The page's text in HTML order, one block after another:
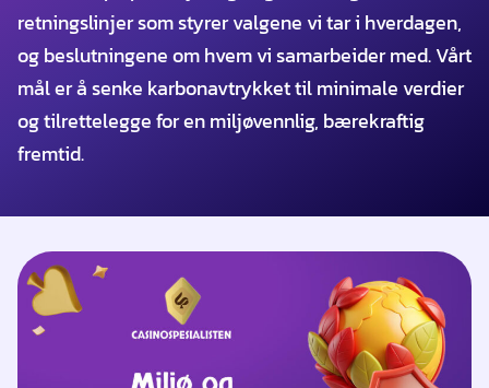
retningslinjer som styrer valgene vi tar i hverdagen,
og beslutningene om hvem vi samarbeider med. Vårt
mål er å senke karbonavtrykket til minimale verdier
og tilrettelegge for en miljøvennlig, bærekraftig
fremtid.